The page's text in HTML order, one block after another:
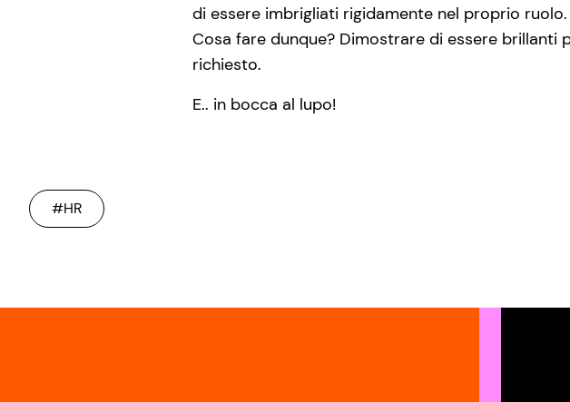
di essere imbrigliati rigidamente nel proprio ruolo.
Cosa fare dunque? Dimostrare di essere
richiesto.
E.. in bocca al lupo!
#HR